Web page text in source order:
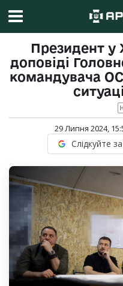
Президент у
доповіді
командувача
29 Липня 2024,
Слідкуйте